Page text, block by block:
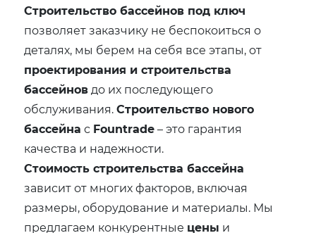
Строительство бассейнов под ключ
позволяет заказчику не беспокоиться о
деталях, мы берем на себя все этапы, от
проектирования и строительства
бассейнов до их последующего
обслуживания.Строительство нового
бассейна с Fountrade– это гарантия
качества и надежности.
Стоимость строительства бассейна
зависит от многих факторов, включая
размеры, оборудование и материалы. Мы
предлагаем конкурентные цены и